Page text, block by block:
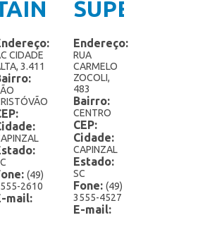
CIDADE
3.411
(49)
2610
mail:
Endereço:
RUA
CARMELO
ZOCOLI,
483
Bairro:
CENTRO
CEP:
Cidade:
CAPINZAL
Estado:
SC
Fone: (49)
3555-4527
E-mail: